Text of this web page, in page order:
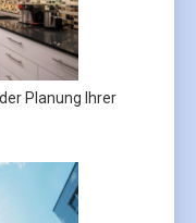
Planung Ihrer